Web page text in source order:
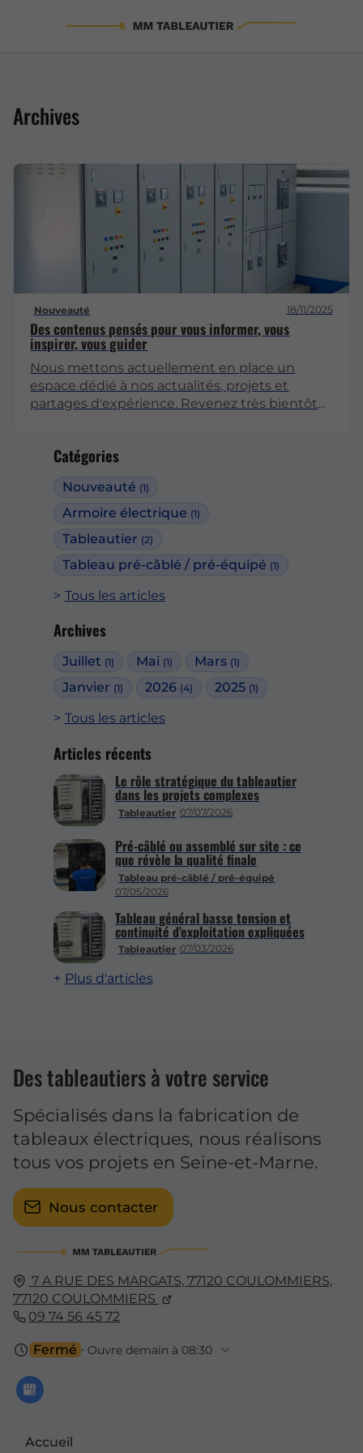
Catégories
Nouveauté (1)
Armoire électrique (1)
Tableautier (2)
Tableau pré-câblé / pré-équipé (1)
Tous les articles
Archives
Juillet (1) Mai (1) Mars (1)
Janvier (1) 2026 (4) 2025 (1)
Tous les articles
Articles récents
Tableautier 07/07/2026
Le rôle stratégique du tableautier
dans les projets complexes
Tableau pré-câblé / pré-équipé
07/05/2026
Pré-câblé ou assemblé sur site : ce
que révèle la qualité finale
Tableautier 07/03/2026
Tableau général basse tension et
continuité d’exploitation expliquées
Plus d'articles
Archives
Nouveauté 18/11/2025
Des contenus pensés pour vous informer, vous
inspirer, vous guider
Nous mettons actuellement en place un
espace dédié à nos actualités, projets et
partages d'expérience. Revenez très bientôt
7 A RUE DES MARGATS, 77120 COULOMMIERS,
77120 COULOMMIERS
09 74 56 45 72
Fermé ⋅ Ouvre demain à 08:30
Accueil
Des tableautiers à votre service
Spécialisés dans la fabrication de
tableaux électriques, nous réalisons
tous vos projets en Seine-et-Marne.
Nous contacter